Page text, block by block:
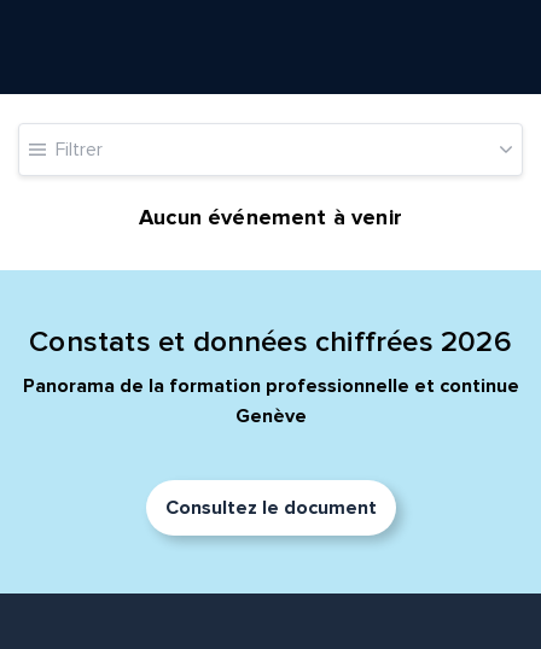
Filtrer
Aucun événement à venir
Constats et données chiffrées 2026
Panorama de la formation professionnelle et continue
Genève
Consultez le document